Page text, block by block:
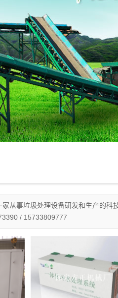
装修垃圾处理案例
生活污水处理案例
从事垃圾处理设备研发和生产的
/ 15733809777